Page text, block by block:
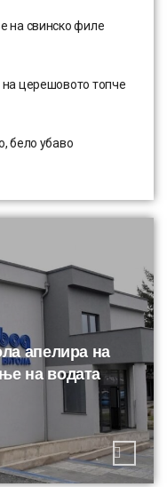
на свинско филе
церешовото топчe
бело убаво
апелира на
на водата